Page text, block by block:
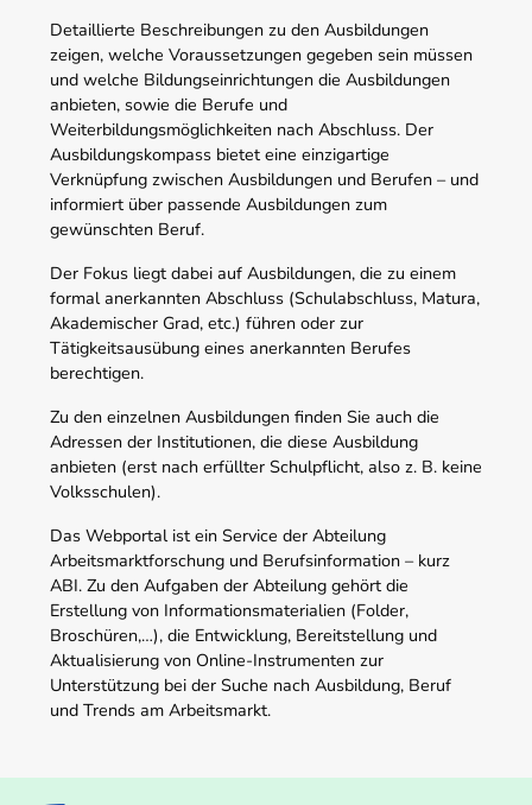
Detaillierte Beschreibungen zu den Ausbildungen
zeigen, welche Voraussetzungen gegeben sein müssen
und welche Bildungseinrichtungen die Ausbildungen
anbieten, sowie die Berufe und
Weiterbildungsmöglichkeiten nach Abschluss. Der
Ausbildungskompass bietet eine einzigartige
Verknüpfung zwischen Ausbildungen und Berufen – und
informiert über passende Ausbildungen zum
gewünschten Beruf.
Der Fokus liegt dabei auf Ausbildungen, die zu einem
formal anerkannten Abschluss (Schulabschluss, Matura,
Akademischer Grad, etc.) führen oder zur
Tätigkeitsausübung eines anerkannten Berufes
berechtigen.
Zu den einzelnen Ausbildungen finden Sie auch die
Adressen der Institutionen, die diese Ausbildung
anbieten (erst nach erfüllter Schulpflicht, also z. B. keine
Volksschulen).
Das Webportal ist ein Service der Abteilung
Arbeitsmarktforschung und Berufsinformation – kurz
ABI. Zu den Aufgaben der Abteilung gehört die
Erstellung von Informationsmaterialien (Folder,
Broschüren,…), die Entwicklung, Bereitstellung und
Aktualisierung von Online-Instrumenten zur
Unterstützung bei der Suche nach Ausbildung, Beruf
und Trends am Arbeitsmarkt.